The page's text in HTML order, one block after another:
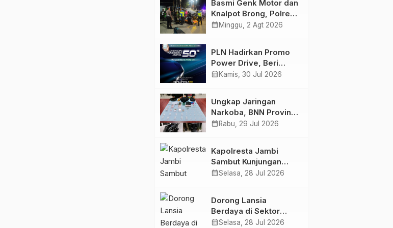
Semakin Skena
Basmi Genk Motor dan
Knalpot Brong, Polres
Tanjab Barat Amankan
calendar_month Minggu, 2 Agt 2026
PLN Hadirkan Promo
Power Drive, Beri
Diskon Tambah Daya
calendar_month Kamis, 30 Jul 2026
Ungkap Jaringan
Narkoba, BNN Provinsi
Jambi dan Bea Cukai
Butir Ekstasi dan 146
Gram Sabu
calendar_month Rabu, 29 Jul 2026
Kapolresta Jambi
Sambut Kunjungan
Ketua dan Pengurus
Kolaborasi
calendar_monthSelasa, 28 Jul 2026
Dorong Lansia
Berdaya di Sektor
Hijau, Pertamina EP
calendar_monthSelasa, 28 Jul 2026